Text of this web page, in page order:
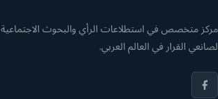
مركز متخصص في استطلاعات الرأي والبحوث الاجتماعية،
لصانعي القرار في العالم العربي.